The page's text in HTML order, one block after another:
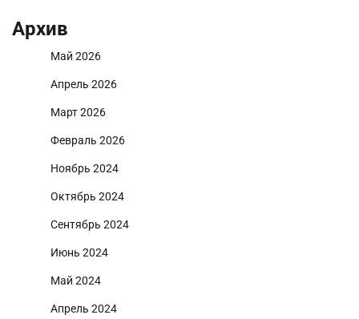
Архив
Май 2026
Апрель 2026
Март 2026
Февраль 2026
Ноябрь 2024
Октябрь 2024
Сентябрь 2024
Июнь 2024
Май 2024
Апрель 2024